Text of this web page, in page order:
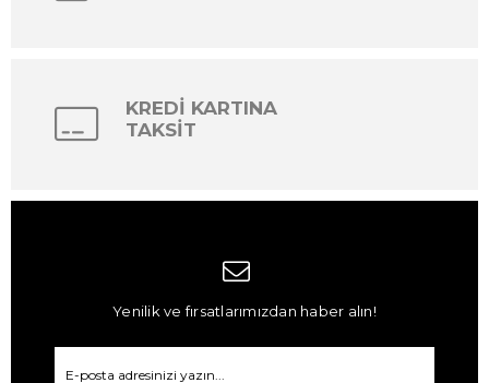
KREDİ KARTINA
TAKSİT
Yenilik ve fırsatlarımızdan haber alın!